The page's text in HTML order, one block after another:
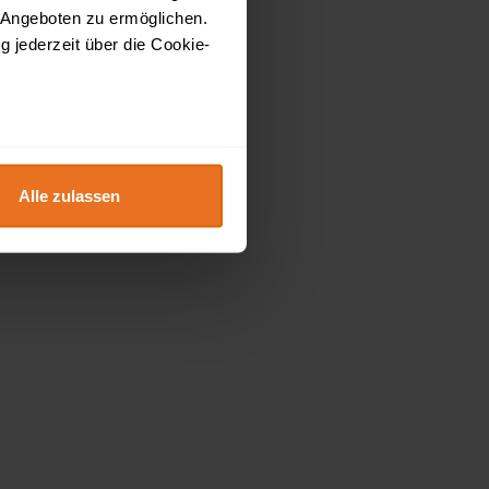
zu ermöglichen.
jederzeit über die Cookie-
Präferenzen im
anbieten zu können
Verwendung unserer
diese Informationen
Alle zulassen